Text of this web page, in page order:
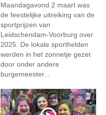
Maandagavond 2 maart was
de feestelijke uitreiking van de
sportprijzen van
Leidschendam-Voorburg over
2025. De lokale sporthelden
werden in het zonnetje gezet
door onder andere
burgemeester...